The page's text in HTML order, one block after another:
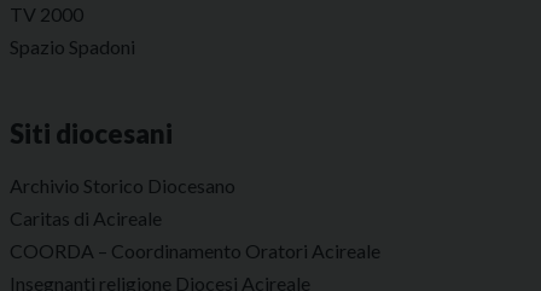
TV 2000
Spazio Spadoni
Siti diocesani
Archivio Storico Diocesano
Caritas di Acireale
COORDA – Coordinamento Oratori Acireale
Insegnanti religione Diocesi Acireale